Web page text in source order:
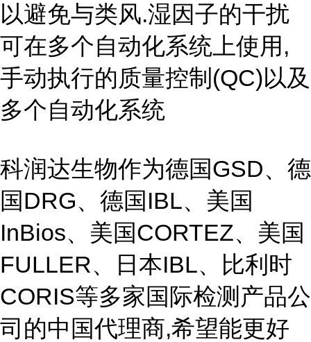
以避免与类风.湿因子的干扰
可在多个自动化系统上使用,
手动执行的质量控制(QC)以及
多个自动化系统
科润达生物作为德国GSD、德
国DRG、德国IBL、美国
InBios、美国CORTEZ、美国
FULLER、日本IBL、比利时
CORIS等多家国际检测产品公
司的中国代理商,希望能更好